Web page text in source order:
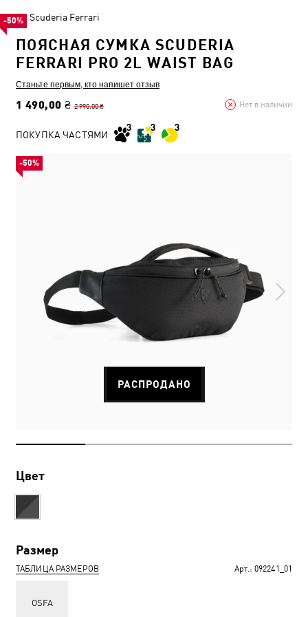
Scuderia Ferrari
ПОЯСНАЯ СУМКА SCUDERIA
FERRARI PRO 2L WAIST BAG
Станьте первым, кто напишет отзыв
1 490,00 ₴ 2 990,00 ₴ Нет в наличии
-50%
ПОКУПКА ЧАСТЯМИ
РАСПРОДАНО
Цвет
Размер
ТАБЛИЦА РАЗМЕРОВ Арт.: 092241_01
OSFA
-50%